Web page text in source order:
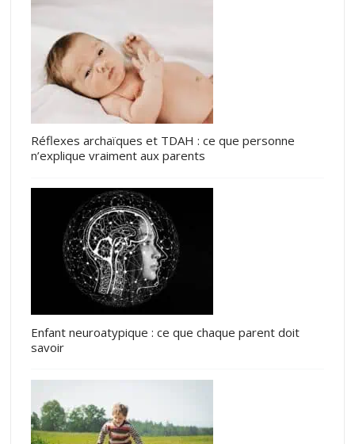
Réflexes archaïques et TDAH : ce que personne
n’explique vraiment aux parents
Enfant neuroatypique : ce que chaque parent doit
savoir